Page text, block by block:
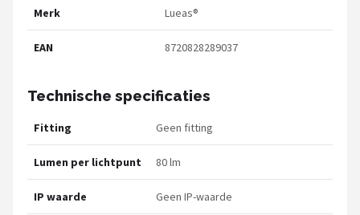
Merk Lueas®
EAN 8720828289037
Technische specificaties
Fitting Geen fitting
Lumen per lichtpunt 80 lm
IP waarde Geen IP-waarde